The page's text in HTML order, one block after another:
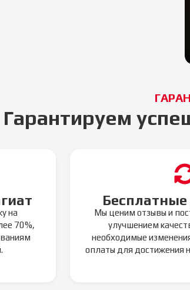
Гарантируем
на
70%,
Мы ценим отзывы и
улучшением
необходимые
оплаты для достижения